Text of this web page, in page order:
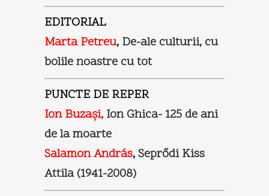
EDITORIAL
Marta Petreu, De-ale culturii, cu
bolile noastre cu tot
PUNCTE DE REPER
Ion Buzaşi, Ion Ghica- 125 de ani
de la moarte
Salamon András,Seprődi Kiss
Attila (1941-2008)